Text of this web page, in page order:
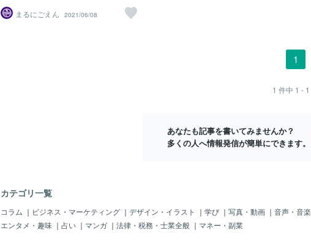
沖繩はいいな〜と感じる瞬間でした☺️良
かったらコメントのほど…ルポライター
まるにごえん 2021/06/08
1
1 件中 1 - 1
あなたも記事を書いてみませんか？
多くの人へ情報発信が簡単にできます。
カテゴリ一覧
コラム ｜ ビジネス・マーケティング ｜ デザイン・イラスト ｜ 学び ｜ 写真・動画 ｜ 音声・音楽
エンタメ・趣味 ｜ 占い ｜ マンガ ｜ 法律・税務・士業全般 ｜ マネー・副業